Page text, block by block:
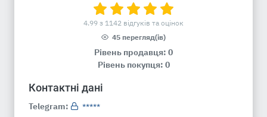
4.99 з 1142 відгуків та оцінок
45 перегляд(ів)
Рівень продавця: 0
Рівень покупця: 0
Контактні дані
Telegram:
*****